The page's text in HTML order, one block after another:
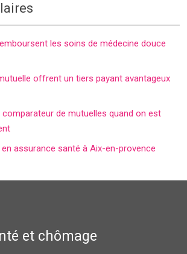
les soins de médecine douce
offrent un tiers payant avantageux
de mutuelles quand on est
assurance santé à Aix-en-provence
et chômage